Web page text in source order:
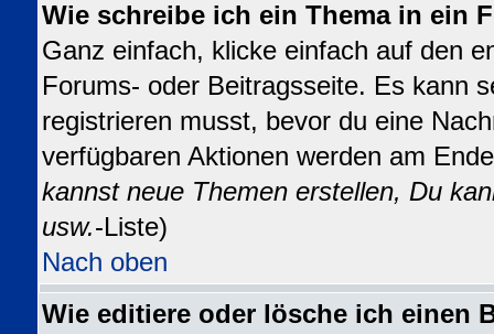
Wie schreibe ich ein Thema in ein
Ganz einfach, klicke einfach auf den
Forums- oder Beitragsseite. Es kann
registrieren musst, bevor du eine
verfügbaren Aktionen werden am
kannst neue Themen erstellen, Du
usw.-Liste)
Nach oben
Wie editiere oder lösche ich einen